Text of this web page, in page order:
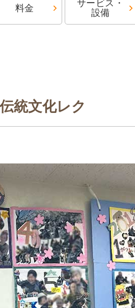
料金
サービス・
設備
統文化レク